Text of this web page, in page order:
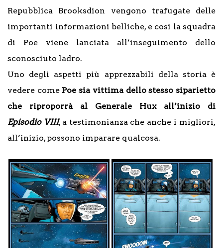
Repubblica Brooksdion vengono trafugate delle
importanti informazioni belliche, e così la squadra
di Poe viene lanciata all’inseguimento dello
sconosciuto ladro.
Uno degli aspetti più apprezzabili della storia è
vedere come Poe sia vittima dello stesso siparietto
che riproporrà al Generale Hux all’inizio di
Episodio VIII, a testimonianza che anche i migliori,
all’inizio, possono imparare qualcosa.